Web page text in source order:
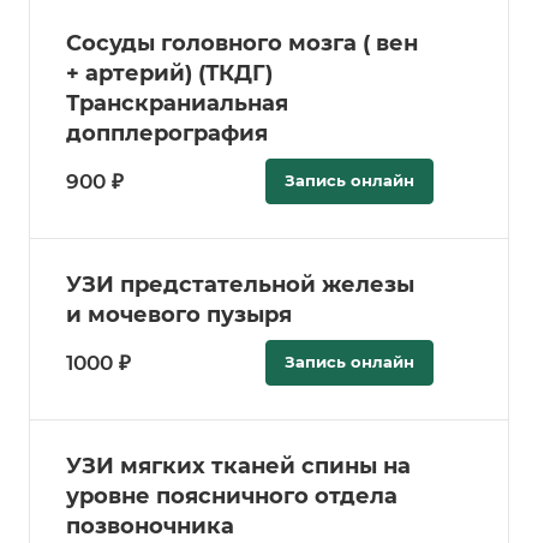
Сосуды головного мозга ( вен
+ артерий) (ТКДГ)
Транскраниальная
допплерография
900 ₽ Запись онлайн
УЗИ предстательной железы
и мочевого пузыря
1000 ₽ Запись онлайн
УЗИ мягких тканей спины на
уровне поясничного отдела
позвоночника